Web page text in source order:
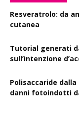
Resveratrolo: da
cutanea
Tutorial generati
sull’intenzione
Polisaccaride
danni fotoindotti